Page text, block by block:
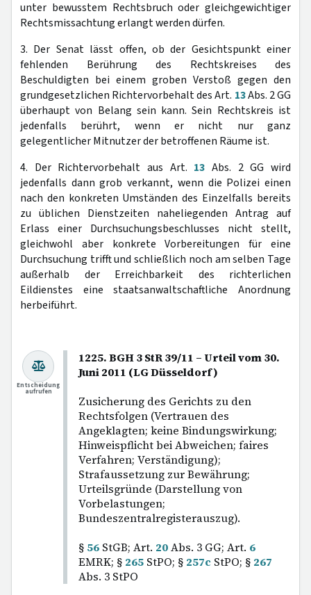
unter bewusstem Rechtsbruch oder gleichgewichtiger
Rechtsmissachtung erlangt werden dürfen.
3. Der Senat lässt offen, ob der Gesichtspunkt einer
fehlenden Berührung des Rechtskreises des
Beschuldigten bei einem groben Verstoß gegen den
grundgesetzlichen Richtervorbehalt des Art. 13Abs. 2 GG
überhaupt von Belang sein kann. Sein Rechtskreis ist
jedenfalls berührt, wenn er nicht nur ganz
gelegentlicher Mitnutzer der betroffenen Räume ist.
4. Der Richtervorbehalt aus Art. 13 Abs. 2 GG wird
jedenfalls dann grob verkannt, wenn die Polizei einen
nach den konkreten Umständen des Einzelfalls bereits
zu üblichen Dienstzeiten naheliegenden Antrag auf
Erlass einer Durchsuchungsbeschlusses nicht stellt,
gleichwohl aber konkrete Vorbereitungen für eine
Durchsuchung trifft und schließlich noch am selben Tage
außerhalb der Erreichbarkeit des richterlichen
Eildienstes eine staatsanwaltschaftliche Anordnung
herbeiführt.
1225. BGH 3 StR 39/11 – Urteil vom 30.
Juni 2011 (LG Düsseldorf)
Zusicherung des Gerichts zu den
Rechtsfolgen (Vertrauen des
Angeklagten; keine Bindungswirkung;
Hinweispflicht bei Abweichen; faires
Verfahren; Verständigung);
Strafaussetzung zur Bewährung;
Urteilsgründe (Darstellung von
Vorbelastungen;
Bundeszentralregisterauszug).
§ 56 StGB; Art. 20Abs. 3 GG; Art. 6
EMRK; § 265 StPO; § 257c StPO; § 267
Abs. 3 StPO
Entscheidung
aufrufen